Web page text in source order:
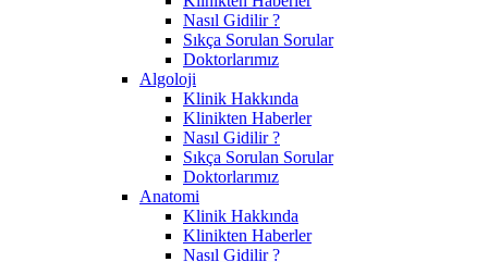
Nasıl Gidilir ?
Sıkça Sorulan Sorular
Doktorlarımız
Algoloji
Klinik Hakkında
Klinikten Haberler
Nasıl Gidilir ?
Sıkça Sorulan Sorular
Doktorlarımız
Anatomi
Klinik Hakkında
Klinikten Haberler
Nasıl Gidilir ?